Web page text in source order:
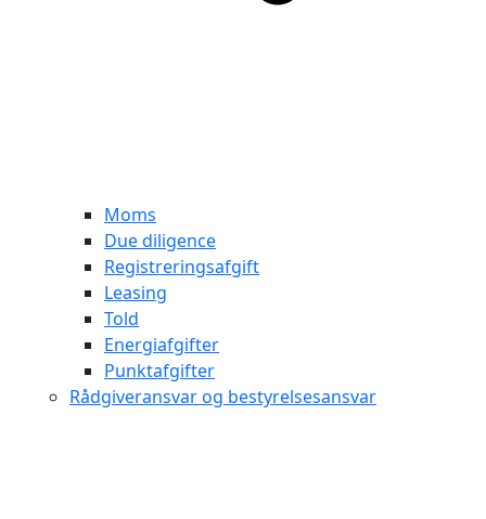
Moms
Due diligence
Registreringsafgift
Leasing
Told
Energiafgifter
Punktafgifter
Rådgiveransvar og bestyrelsesansvar